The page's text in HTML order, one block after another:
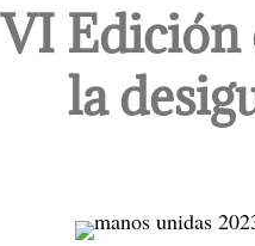
VI Edición
la